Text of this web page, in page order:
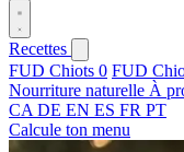
Recettes
FUD Chiots 0 FUD
Nourriture naturelle À
CA DE EN ES FR PT
Calcule ton menu